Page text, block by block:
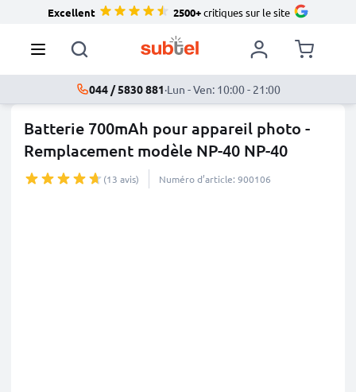
Excellent 2500+critiques sur le site
044 / 5830 881·Lun - Ven: 10:00 - 21:00
Batterie 700mAh pour appareil photo -
Remplacement modèle NP-40 NP-40
(13 avis) Numéro d’article: 900106